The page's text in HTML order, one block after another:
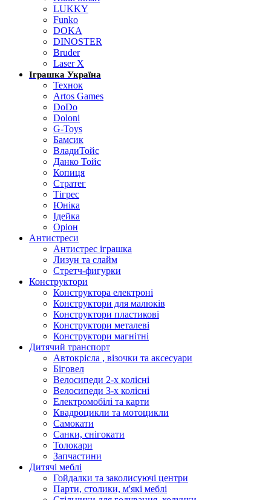
LUKKY
Funko
DOKA
DINOSTER
Bruder
Laser X
Іграшка Україна
Технок
Artos Games
DoDo
Doloni
G-Toys
Бамсик
ВладиТойс
Данко Тойс
Копиця
Стратег
Тігрес
Юніка
Ідейка
Оріон
Антистреси
Антистрес іграшка
Лизун та слайм
Стретч-фигурки
Конструктори
Конструктора електроні
Конструктори для малюків
Конструктори пластикові
Конструктори металеві
Конструктори магнітні
Дитячий транспорт
Автокрісла , візочки та аксесуари
Біговел
Велосипеди 2-х колісні
Велосипеди 3-х колісні
Електромобілі та карти
Квадроцикли та мотоцикли
Самокати
Санки, снігокати
Толокари
Запчастини
Дитячі меблі
Гойдалки та заколисуючі центри
Парти, столики, м'які меблі